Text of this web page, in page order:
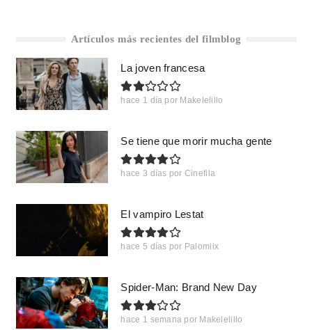
Artículos más recientes del filmblog
La joven francesa
hace 1 día por Makelelillo
Se tiene que morir mucha gente
hace 3 días por Cinefila
El vampiro Lestat
hace 5 días por Palomiix
Spider-Man: Brand New Day
hace 1 semana por Makelelillo